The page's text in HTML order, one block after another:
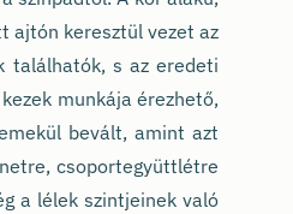
ajtón keresztül vezet az
találhatók, s az eredeti
munkája érezhető,
bevált, amint azt
csoportegyüttlétre
a lélek szintjeinek való